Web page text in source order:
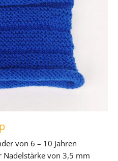
von 6 – 10 Jahren
Nadelstärke von 3,5 mm